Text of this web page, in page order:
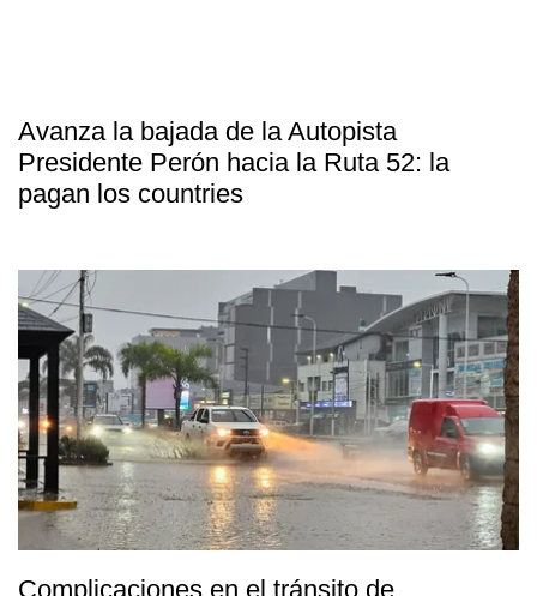
Avanza la bajada de la Autopista
Presidente Perón hacia la Ruta 52: la
pagan los countries
Complicaciones en el tránsito de